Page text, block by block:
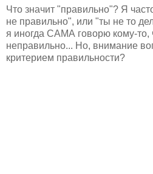
Что значит "правильно"? Я
не правильно", или "ты не то
я иногда САМА говорю кому-то,
неправильно... Но, внимание
критерием правильности?